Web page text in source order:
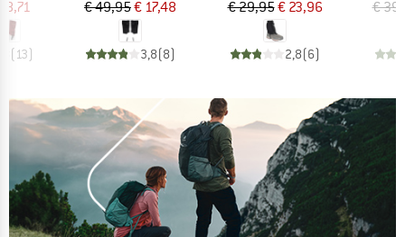
prijs
(13)
Prijs
€ 49,95Verlaagde prijs
€ 17,48
3,8(8)
Prijs
€ 29,95Verlaagde prijs
€ 23,96
2,8(6)
€